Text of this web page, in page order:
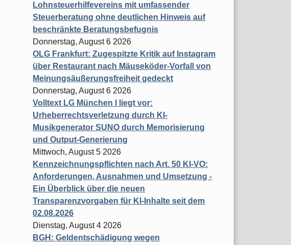
Lohnsteuerhilfevereins mit umfassender
Steuerberatung ohne deutlichen Hinweis auf
beschränkte Beratungsbefugnis
Donnerstag, August 6 2026
OLG Frankfurt: Zugespitzte Kritik auf Instagram
über Restaurant nach Mäuseköder-Vorfall von
Meinungsäußerungsfreiheit gedeckt
Donnerstag, August 6 2026
Volltext LG München I liegt vor:
Urheberrechtsverletzung durch KI-
Musikgenerator SUNO durch Memorisierung
und Output-Generierung
Mittwoch, August 5 2026
Kennzeichnungspflichten nach Art. 50 KI-VO:
Anforderungen, Ausnahmen und Umsetzung -
Ein Überblick über die neuen
Transparenzvorgaben für KI-Inhalte seit dem
02.08.2026
Dienstag, August 4 2026
BGH: Geldentschädigung wegen